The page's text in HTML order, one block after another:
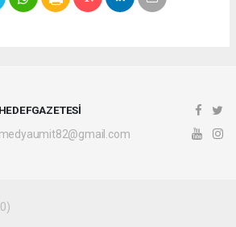
HEDEFGAZETESİ
medyaumit82@gmail.com